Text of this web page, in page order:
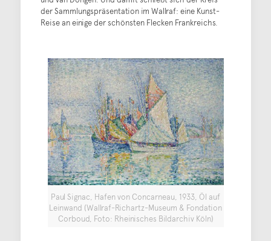
der Sammlungspräsentation im Wallraf: eine Kunst-
Reise an einige der schönsten Flecken Frankreichs.
Paul Signac, Hafen von Concarneau, 1933, Öl auf
Leinwand (Wallraf-Richartz-Museum & Fondation
Corboud, Foto: Rheinisches Bildarchiv Köln)